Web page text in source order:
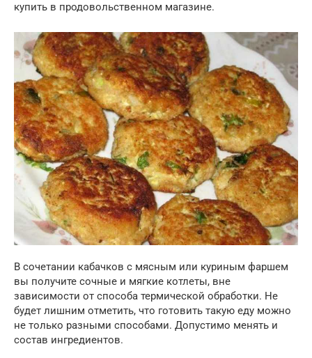
купить в продовольственном магазине.
В сочетании кабачков с мясным или куриным фаршем
вы получите сочные и мягкие котлеты, вне
зависимости от способа термической обработки. Не
будет лишним отметить, что готовить такую еду можно
не только разными способами. Допустимо менять и
состав ингредиентов.